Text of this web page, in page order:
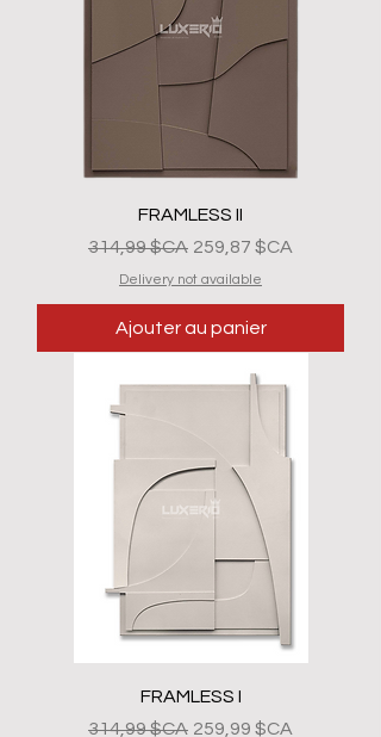
FRAMLESS II
Prix original
314,99 $CA Prix promotionnel
259,87 $CA
Delivery not available
Ajouter au panier
FRAMLESS I
Prix original
314,99 $CA Prix promotionnel
259,99 $CA